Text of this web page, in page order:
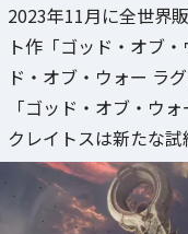
2023年11月に全世界
ト作「ゴッド・オブ
ド・オブ・ウォー ラ
「ゴッド・オブ・ウ
クレイトスは新たな試